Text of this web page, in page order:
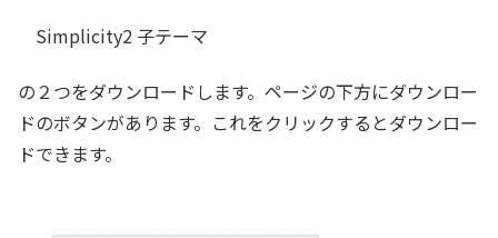
Simplicity2 子テーマ
の２つをダウンロードします。ページの下方にダウンロー
ドのボタンがあります。これをクリックするとダウンロー
ドできます。